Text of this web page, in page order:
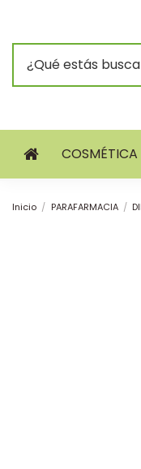
COSMÉTICA
Inicio PARAFARMACIA